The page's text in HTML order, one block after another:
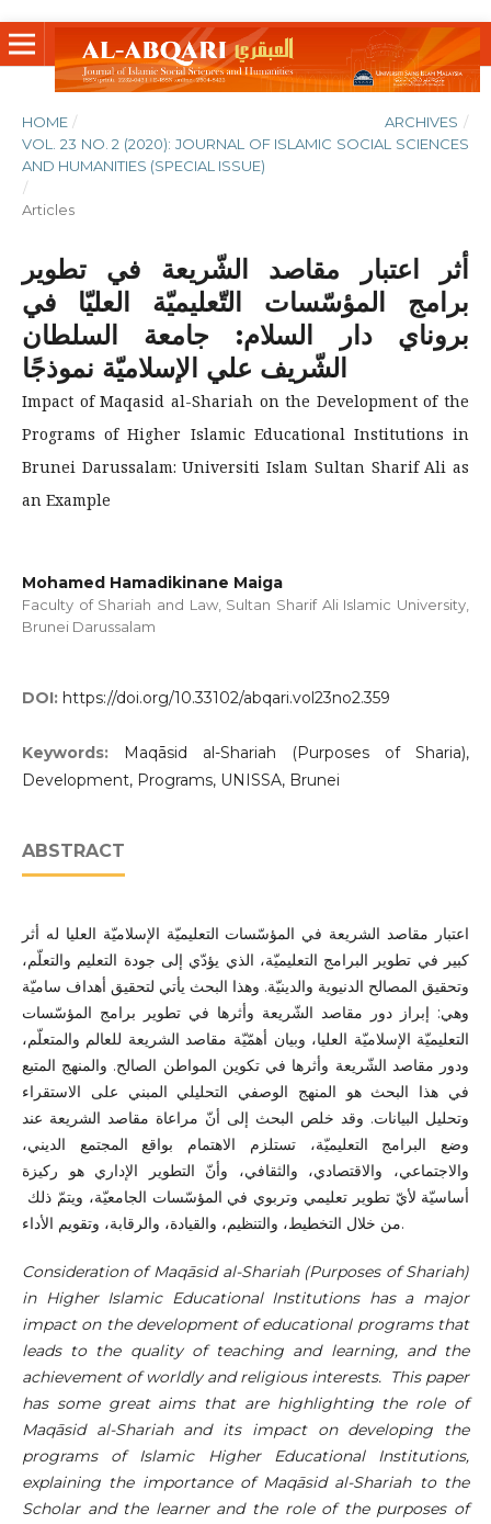
HOME / ARCHIVES /
VOL. 23 NO. 2 (2020): JOURNAL OF ISLAMIC SOCIAL SCIENCES
AND HUMANITIES (SPECIAL ISSUE)
/
Articles
أثر اعتبار مقاصد الشّريعة في تطوير
برامج المؤسّسات التّعليميّة العليّا في
بروناي دار السلام: جامعة السلطان
الشّريف علي الإسلاميّة نموذجًا
Impact of Maqasid al-Shariah on the Development of the
Programs of Higher Islamic Educational Institutions in
Brunei Darussalam: Universiti Islam Sultan Sharif Ali as
an Example
Mohamed Hamadikinane Maiga
Faculty of Shariah and Law, Sultan Sharif Ali Islamic University,
Brunei Darussalam
DOI: https://doi.org/10.33102/abqari.vol23no2.359
Keywords:
Maqāsid al-Shariah (Purposes of Sharia),
Development, Programs, UNISSA, Brunei
ABSTRACT
اعتبار مقاصد الشريعة في المؤسّسات التعليميّة الإسلاميّة العليا له أثر
كبير في تطوير البرامج التعليميّة، الذي يؤدّي إلى جودة التعليم والتعلّم،
وتحقيق المصالح الدنيوية والدينيّة. وهذا البحث يأتي لتحقيق أهداف ساميّة
وهي: إبراز دور مقاصد الشّريعة وأثرها في تطوير برامج المؤسّسات
التعليميّة الإسلاميّة العليا، وبيان أهمّيّة مقاصد الشريعة للعالم والمتعلّم،
ودور مقاصد الشّريعة وأثرها في تكوين المواطن الصالح. والمنهج المتبع
في هذا البحث هو المنهج الوصفي التحليلي المبني على الاستقراء
وتحليل البيانات. وقد خلص البحث إلى أنّ مراعاة مقاصد الشريعة عند
وضع البرامج التعليميّة، تستلزم الاهتمام بواقع المجتمع الديني،
والاجتماعي، والاقتصادي، والثقافي، وأنّ التطوير الإداري هو ركيزة
أساسيّة لأيّ تطوير تعليمي وتربوي في المؤسّسات الجامعيّة، ويتمّ ذلك
من خلال التخطيط، والتنظيم، والقيادة، والرقابة، وتقويم الأداء.
Consideration of Maqāsid al-Shariah (Purposes of Shariah)
in Higher Islamic Educational Institutions has a major
impact on the development of educational programs that
leads to the quality of teaching and learning, and the
achievement of worldly and religious interests. This paper
has some great aims that are highlighting the role of
Maqāsid al-Shariah and its impact on developing the
programs of Islamic Higher Educational Institutions,
explaining the importance of Maqāsid al-Shariah to the
Scholar and the learner and the role of the purposes of